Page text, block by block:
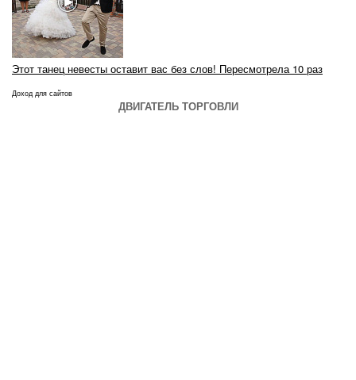
Этот танец невесты оставит вас без слов! Пересмотрела 10 раз
Доход для сайтов
ДВИГАТЕЛЬ ТОРГОВЛИ